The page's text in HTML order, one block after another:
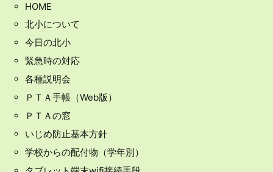
HOME
北小について
今日の北小
緊急時の対応
各種説明会
ＰＴＡ手帳（Web版）
ＰＴＡの窓
いじめ防止基本方針
学校からの配付物（学年別）